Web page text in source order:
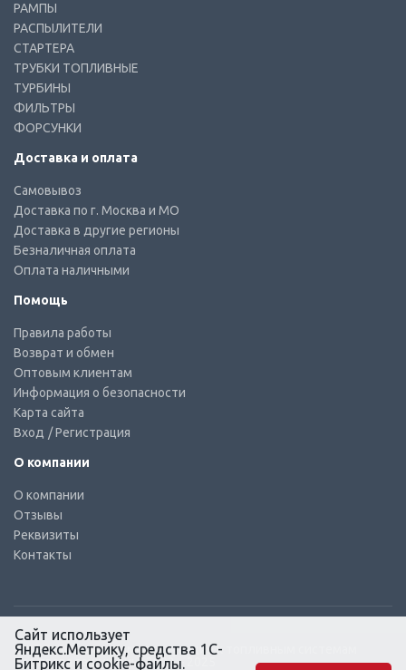
РАМПЫ
РАСПЫЛИТЕЛИ
СТАРТЕРА
ТРУБКИ ТОПЛИВНЫЕ
ТУРБИНЫ
ФИЛЬТРЫ
ФОРСУНКИ
Доставка и оплата
Самовывоз
Доставка по г. Москва и МО
Доставка в другие регионы
Безналичная оплата
Оплата наличными
Помощь
Правила работы
Возврат и обмен
Оптовым клиентам
Информация о безопасности
Карта сайта
Вход / Регистрация
О компании
О компании
Отзывы
Реквизиты
Контакты
© КТС-Дизель – Комплектующие к топливным системам
Все права защищены, 2003 – 2025
Сайт использует
Яндекс.Метрику, средства 1С-
Битрикс и cookie-файлы.